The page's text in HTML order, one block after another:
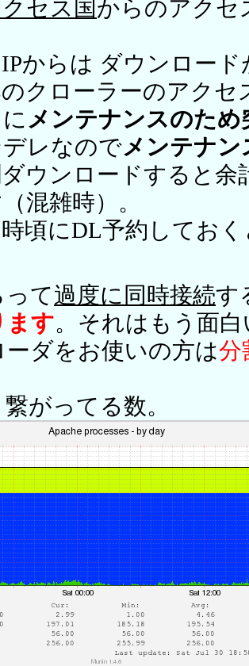
セス国からのアクセ
からは ダウンロー
クローラーのアクセ
メンテナンスのため
レなのでメンテナ
ウンロードすると余
混雑時）。
頃にDL予約してお
て過度に同時接続す
ます。それはもう面
ーダをお使いの方は分
がってる数。